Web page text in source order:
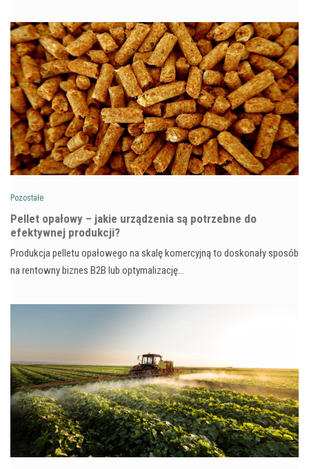
Pozostałe
Pellet opałowy – jakie urządzenia są potrzebne do
efektywnej produkcji?
Produkcja pelletu opałowego na skalę komercyjną to doskonały sposób
na rentowny biznes B2B lub optymalizację…